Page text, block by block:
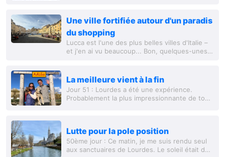
Une ville fortifiée autour d'un paradis
du shopping
Lucca est l'une des plus belles villes d'Italie –
et j'en ai vu beaucoup... Bon, quelques-unes.
La meilleure vient à la fin
Jour 51 : Lourdes a été une expérience.
Probablement la plus impressionnante de tout
Lutte pour la pole position
50ème jour : Ce matin, je me suis rendu seul
aux sanctuaires de Lourdes. Le soleil était de